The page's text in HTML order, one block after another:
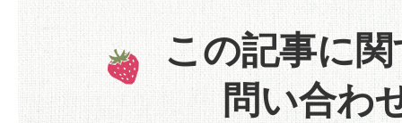
この記事に
問い合わ